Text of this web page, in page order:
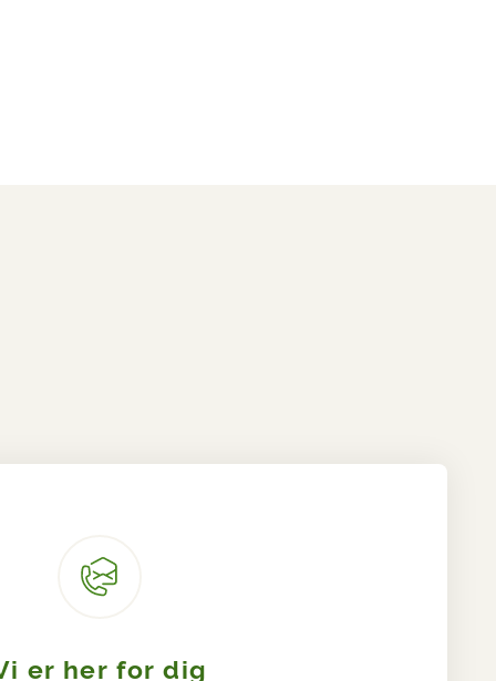
er her for dig